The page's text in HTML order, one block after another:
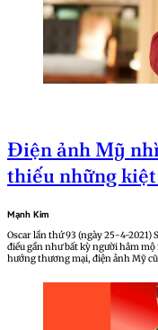
Điện ảnh Mỹ
thiếu những
Mạnh Kim
Oscar lần thứ 93 (ngày 25-4-2021)
điều gần như bất kỳ người hâm
hướng thương mại, điện ảnh Mỹ